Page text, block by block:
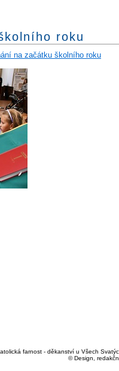
roku
na začátku školního roku
farnost - děkanství u Všech
© Design,